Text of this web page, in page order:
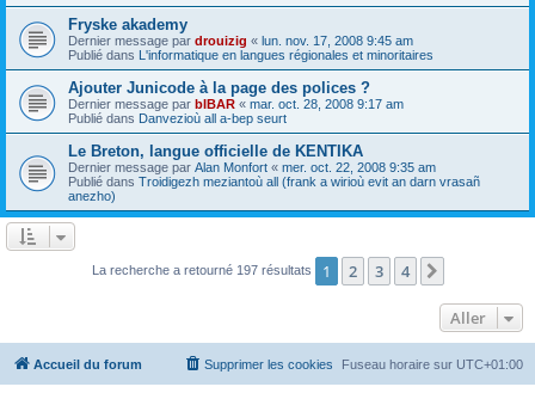
Fryske akademy
Dernier message par drouizig « lun. nov. 17, 2008 9:45 am
Publié dans L'informatique en langues régionales et minoritaires
Ajouter Junicode à la page des polices ?
Dernier message par bIBAR « mar. oct. 28, 2008 9:17 am
Publié dans Danvezioù all a-bep seurt
Le Breton, langue officielle de KENTIKA
Dernier message par Alan Monfort « mer. oct. 22, 2008 9:35 am
Publié dans Troidigezh meziantoù all (frank a wirioù evit an darn vrasañ
anezho)
La recherche a retourné 197 résultats 1 2 3 4
Aller
Accueil du forum Fuseau horaire sur UTC+01:00
Supprimer les cookies